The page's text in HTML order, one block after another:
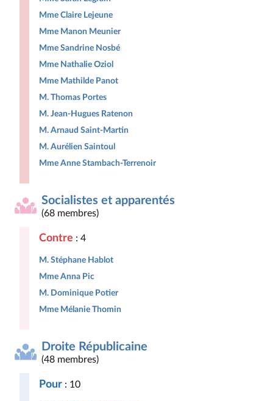
Mme Claire Lejeune
Mme Manon Meunier
Mme Sandrine Nosbé
Mme Nathalie Oziol
Mme Mathilde Panot
M. Thomas Portes
M. Jean-Hugues Ratenon
M. Arnaud Saint-Martin
M. Aurélien Saintoul
Mme Anne Stambach-Terrenoir
Socialistes et apparentés
(68 membres)
Contre : 4
M. Stéphane Hablot
Mme Anna Pic
M. Dominique Potier
Mme Mélanie Thomin
Droite Républicaine
(48 membres)
Pour : 10